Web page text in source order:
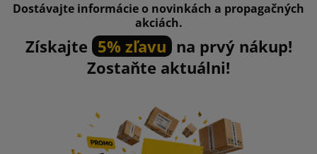
Dostávajte informácie o novinkách a propagačných
akciách.
Získajte 5% zľavu na prvý nákup!
Zostaňte aktuálni!